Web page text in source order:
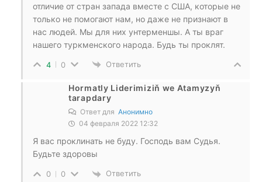
отличие от стран запада вместе с США, которые не
только не помогают нам, но даже не признают в
нас людей. Мы для них унтерменшы. А ты враг
нашего туркменского народа. Будь ты проклят.
4 0 Ответить
Hormatly Liderimiziň we Atamyzyň
tarapdary
Ответ для Анонимно
04 февраля 2022 12:32
Я вас проклинать не буду. Господь вам Судья.
Будьте здоровы
0 0 Ответить